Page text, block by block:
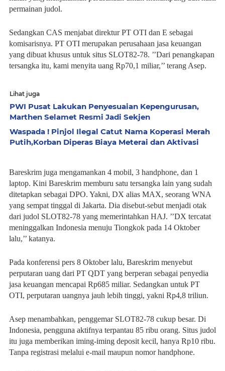
permainan judol.
Sedangkan CAS menjabat direktur PT OTI dan E sebagai
komisarisnya. PT OTI me­rupakan perusahaan jasa keuangan
yang dibuat khusus untuk situs SLOT82-78. ’’Dari penangkapan
tersangka itu, kami menyita uang Rp70,1 miliar,’’ terang Asep.
Lihat juga
PWI Pusat Lakukan Penyesuaian Kepengurusan,
Marthen Selamet Resmi Jadi Sekjen
Waspada ! Pinjol Ilegal Catut Nama Koperasi Merah
Putih,Korban Diperas Biaya Meterai dan Aktivasi
Bareskrim juga mengamankan 4 mobil, 3 handphone, dan 1
laptop. Kini Bareskrim memburu satu tersangka lain yang sudah
ditetapkan sebagai DPO. Yakni, DX alias MAX, seorang WNA
yang sempat tinggal di Jakarta. Dia disebut-sebut menjadi otak
dari judol SLOT82-78 yang memerintahkan HAJ. ’’DX tercatat
meninggalkan Indonesia menuju Tiongkok pada 14 Oktober
lalu,’’ katanya.
Pada konferensi pers 8 Oktober lalu, Bareskrim menyebut
perputaran uang dari PT QDT yang berperan sebagai penyedia
jasa keuangan mencapai Rp685 miliar. Sedangkan untuk PT
OTI, perputaran uangnya jauh lebih tinggi, yakni Rp4,8 triliun.
Asep menambahkan, penggemar SLOT82-78 cukup besar. Di
Indonesia, pengguna aktifnya terpantau 85 ribu orang. Situs judol
itu juga memberikan iming-iming deposit kecil, hanya Rp10 ribu.
Tanpa registrasi melalui e-mail maupun nomor handphone.